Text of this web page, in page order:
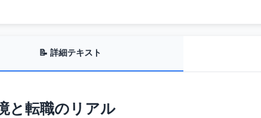
📝 詳細テキスト
と転職のリアル